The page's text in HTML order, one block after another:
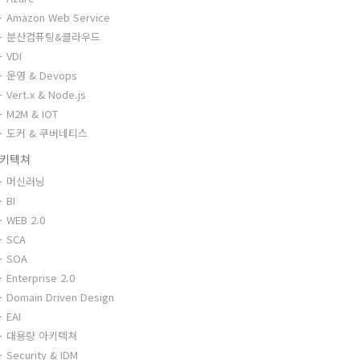
Amazon Web Service
분산컴퓨팅&클라우드
VDI
운영 & Devops
Vert.x & Node.js
M2M & IOT
도커 & 쿠버네티스
텍쳐
머신러닝
BI
WEB 2.0
SCA
SOA
Enterprise 2.0
Domain Driven Design
EAI
대용량 아키텍쳐
Security & IDM